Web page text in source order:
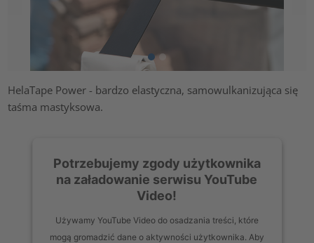
HelaTape Power - bardzo elastyczna, samowulkanizująca się
taśma mastyksowa.
Potrzebujemy zgody użytkownika
na załadowanie serwisu YouTube
Video!
Używamy YouTube Video do osadzania treści, które
mogą gromadzić dane o aktywności użytkownika. Aby